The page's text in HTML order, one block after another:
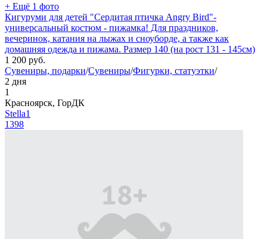
+ Ещё 1 фото
Кигуруми для детей "Сердитая птичка Angry Bird"-
универсальный костюм - пижамка! Для праздников,
вечеринок, катания на лыжах и сноуборде, а также как
домашняя одежда и пижама. Размер 140 (на рост 131 - 145см)
1 200 руб.
Сувениры, подарки/Сувениры/Фигурки, статуэтки/
2 дня
1
Красноярск, ГорДК
Stella1
1398